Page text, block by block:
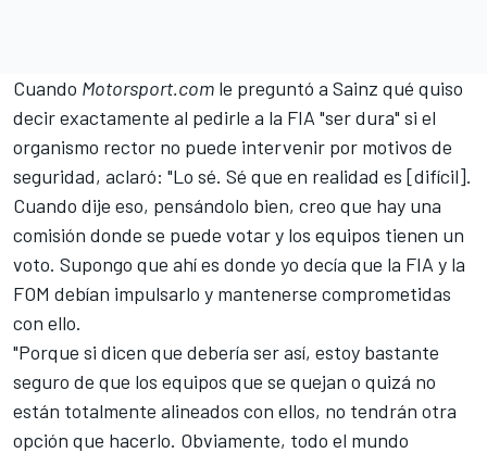
Cuando Motorsport.com le preguntó a Sainz qué quiso
decir exactamente al pedirle a la FIA "ser dura" si el
organismo rector no puede intervenir por motivos de
seguridad, aclaró: "Lo sé. Sé que en realidad es [difícil].
Cuando dije eso, pensándolo bien, creo que hay una
comisión donde se puede votar y los equipos tienen un
voto. Supongo que ahí es donde yo decía que la FIA y la
FOM debían impulsarlo y mantenerse comprometidas
con ello.
"Porque si dicen que debería ser así, estoy bastante
seguro de que los equipos que se quejan o quizá no
están totalmente alineados con ellos, no tendrán otra
opción que hacerlo. Obviamente, todo el mundo